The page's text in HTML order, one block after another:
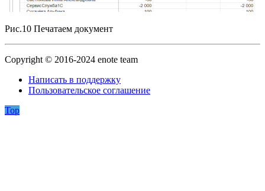
Рис.10 Печатаем документ
Copyright © 2016-2024 enote team
Написать в поддержку
Пользовательское соглашение
Top